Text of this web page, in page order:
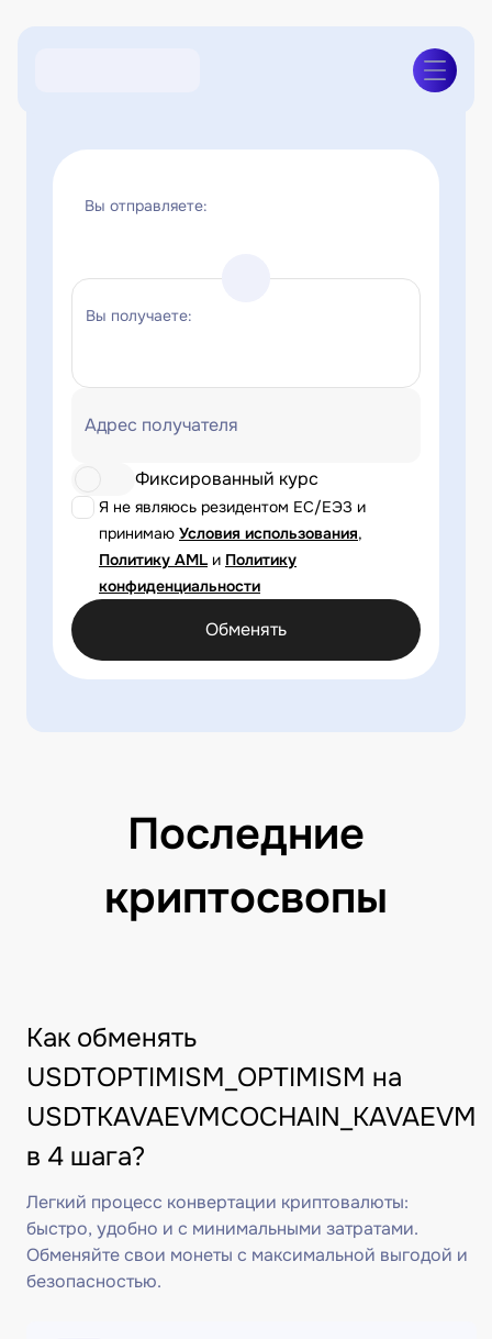
Вы отправляете:
Вы получаете:
Адрес получателя
Я не являюсь резидентом ЕС/ЕЭЗ и
принимаю Условия использования,
Политику AML и Политику
конфиденциальности
Фиксированный курс
Обменять
Последние
криптосвопы
Как обменять
USDTOPTIMISM_OPTIMISM на
USDTKAVAEVMCOCHAIN_KAVAEVM
в 4 шага?
Легкий процесс конвертации криптовалюты:
быстро, удобно и с минимальными затратами.
Обменяйте свои монеты с максимальной выгодой и
безопасностью.